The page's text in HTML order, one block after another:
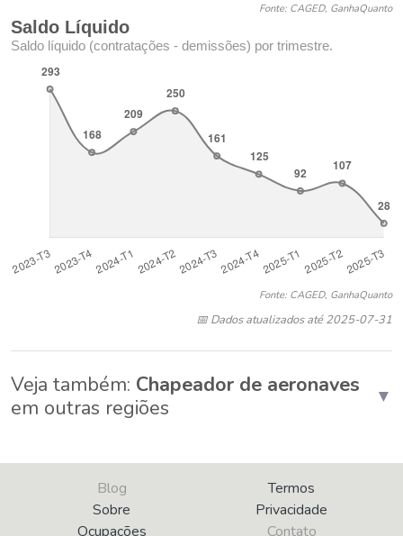
Fonte: CAGED, GanhaQuanto
Saldo Líquido
Saldo líquido (contratações - demissões) por trimestre.
Fonte: CAGED, GanhaQuanto
📅 Dados atualizados até 2025-07-31
Veja também: Chapeador de aeronaves
em outras regiões
▼
Blog
Sobre
Ocupações
Termos
Privacidade
Contato